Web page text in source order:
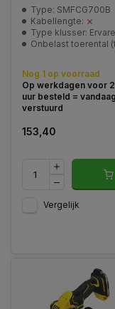
Type: SMFCG700B
Kabellengte:
Type klusser: Ervaren klusser /
Onbelast toerental (tpm):
Nog 1 op voorraad
Op werkdagen voor
uur besteld = vandaag
verstuurd
153,40
Vergelijk